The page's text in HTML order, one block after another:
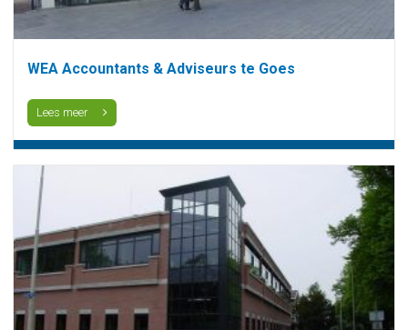
WEA Accountants & Adviseurs te Goes
Lees meer